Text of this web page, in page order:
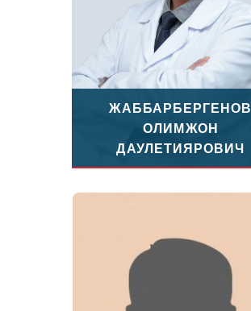
ЖАББАРБЕРГЕНОВ
ОЛИМЖОН
ДАУЛЕТИЯРОВИЧ